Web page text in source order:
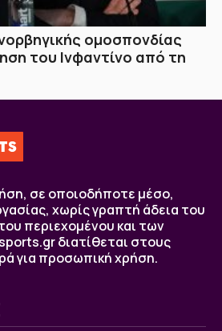
ομοσπονδίας
του Ινφαντίνο από τη
σε οποιοδήποτε μέσο,
χωρίς γραπτή άδεια του
περιεχομένου και των
διατίθεται στους
για προσωπική χρήση.